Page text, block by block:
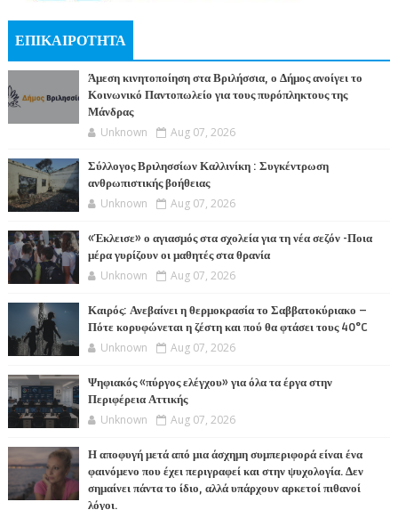
ΕΠΙΚΑΙΡΟΤΗΤΑ
Άμεση κινητοποίηση στα Βριλήσσια, ο Δήμος ανοίγει το
Κοινωνικό Παντοπωλείο για τους πυρόπληκτους της
Μάνδρας
Unknown Aug 07, 2026
Σύλλογος Βριλησσίων Καλλινίκη : Συγκέντρωση
ανθρωπιστικής βοήθειας
Unknown Aug 07, 2026
«Έκλεισε» ο αγιασμός στα σχολεία για τη νέα σεζόν -Ποια
μέρα γυρίζουν οι μαθητές στα θρανία
Unknown Aug 07, 2026
Καιρός: Ανεβαίνει η θερμοκρασία το Σαββατοκύριακο –
Πότε κορυφώνεται η ζέστη και πού θα φτάσει τους 40°C
Unknown Aug 07, 2026
Ψηφιακός «πύργος ελέγχου» για όλα τα έργα στην
Περιφέρεια Αττικής
Unknown Aug 07, 2026
Η αποφυγή μετά από μια άσχημη συμπεριφορά είναι ένα
φαινόμενο που έχει περιγραφεί και στην ψυχολογία. Δεν
σημαίνει πάντα το ίδιο, αλλά υπάρχουν αρκετοί πιθανοί
λόγοι.